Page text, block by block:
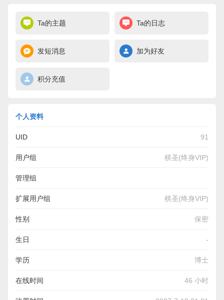
Ta的主题 Ta的日志
发短消息 加为好友
积分充值
个人资料
UID 91
用户组 棋圣(终身VIP)
管理组
扩展用户组 棋圣(终身VIP)
性别 保密
生日 -
学历 博士
在线时间 46 小时